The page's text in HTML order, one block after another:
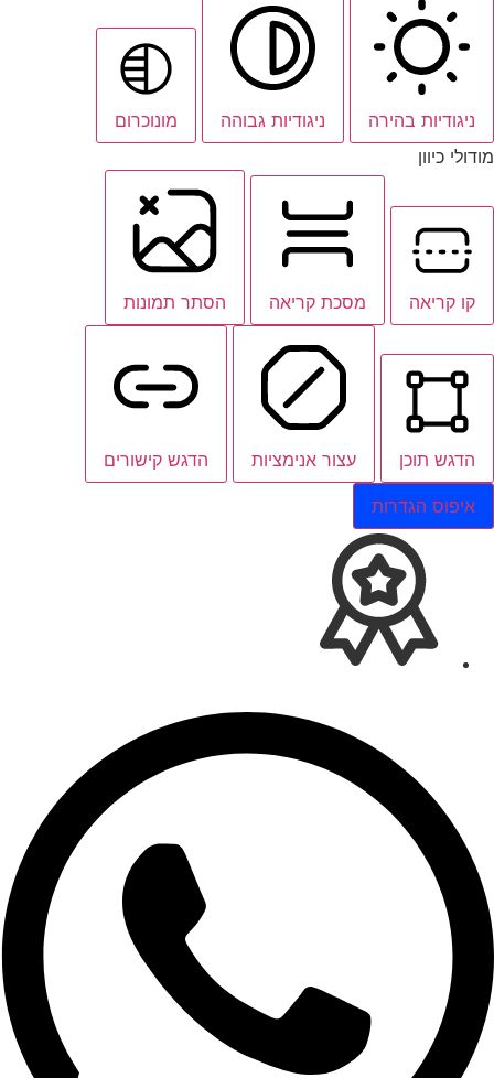
ניגודיות בהירה ניגודיות גבוהה
מונוכרום
מודולי כיוון
קו קריאה מסכת קריאה הסתר תמונות
הדגש תוכן עצור אנימציות הדגש קישורים
איפוס הגדרות